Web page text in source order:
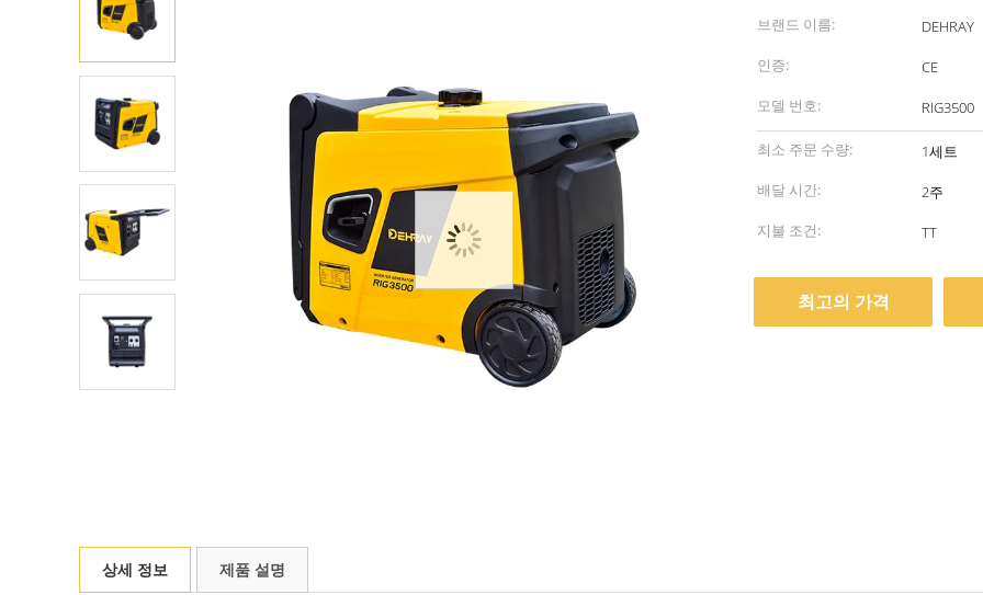
브랜드 이름:
DEHRAY
인증:
CE
모델 번호:
RIG3500
최소 주문 수량:
1세트
배달 시간:
2주
지불 조건:
TT
최고의 가격
상세 정보 제품 설명